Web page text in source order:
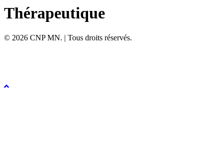
Thérapeutique
© 2026 CNP MN. | Tous droits réservés.